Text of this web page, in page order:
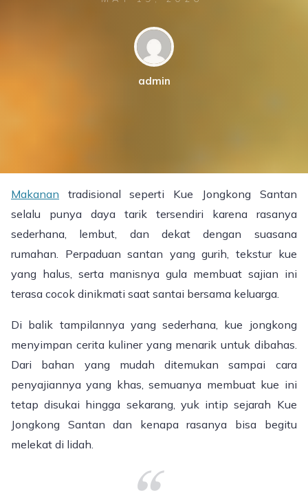
admin
Makanan tradisional seperti Kue Jongkong Santan
selalu punya daya tarik tersendiri karena rasanya
sederhana, lembut, dan dekat dengan suasana
rumahan. Perpaduan santan yang gurih, tekstur kue
yang halus, serta manisnya gula membuat sajian ini
terasa cocok dinikmati saat santai bersama keluarga.
Di balik tampilannya yang sederhana, kue jongkong
menyimpan cerita kuliner yang menarik untuk dibahas.
Dari bahan yang mudah ditemukan sampai cara
penyajiannya yang khas, semuanya membuat kue ini
tetap disukai hingga sekarang, yuk intip sejarah Kue
Jongkong Santan dan kenapa rasanya bisa begitu
melekat di lidah.